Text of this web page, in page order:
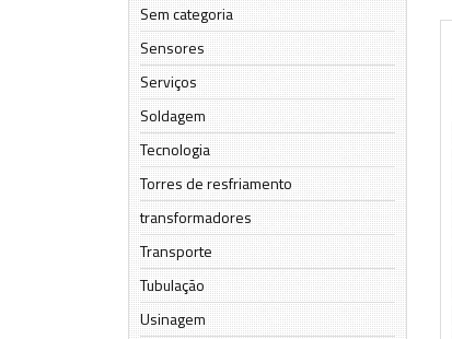
Sem categoria
Sensores
Serviços
Soldagem
Tecnologia
Torres de resfriamento
transformadores
Transporte
Tubulação
Usinagem